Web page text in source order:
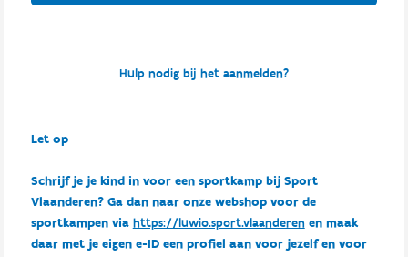
Hulp nodig bij het aanmelden?
Let op
Schrijf je je kind in voor een sportkamp bij Sport
Vlaanderen? Ga dan naar onze webshop voor de
sportkampen via https://luwio.sport.vlaanderenen maak
daar met je eigen e-ID een profiel aan voor jezelf en voor